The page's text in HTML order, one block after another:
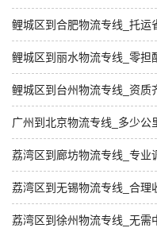
鲤城区到合肥物流专线_托运
鲤城区到丽水物流专线_零担
鲤城区到台州物流专线_资质
广州到北京物流专线_多少公
荔湾区到廊坊物流专线_专业
荔湾区到无锡物流专线_合理
荔湾区到徐州物流专线_无需